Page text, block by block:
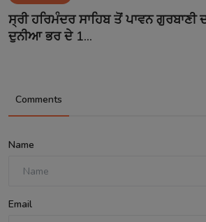
ਸ੍ਰੀ ਹਰਿਮੰਦਰ ਸਾਹਿਬ ਤੋਂ ਪਾਵਨ ਗੁਰਬਾਣੀ
ਦੁਨੀਆ ਭਰ ਦੇ 1...
Comments
Name
Email